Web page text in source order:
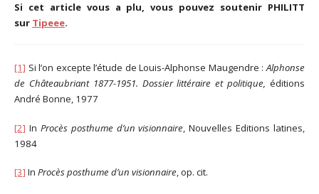
Si cet article vous a plu, vous pouvez soutenir PHILITT
sur Tipeee.
[1] Si l’on excepte l’étude de Louis-Alphonse Maugendre :Alphonse
de Châteaubriant 1877-1951. Dossier littéraire et politique, éditions
André Bonne, 1977
[2] In Procès posthume d’un visionnaire , Nouvelles Editions latines,
1984
[3] In Procès posthume d’un visionnaire, op. cit.